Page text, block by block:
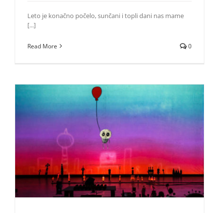
Leto je konačno počelo, sunčani i topli dani nas mame
[...]
Read More 0
Španski multimedijalni šou na 27. Kotorski festival
pozorišta za djecu
Život i zabava